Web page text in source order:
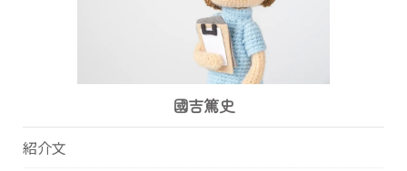
國吉篤史
紹介文